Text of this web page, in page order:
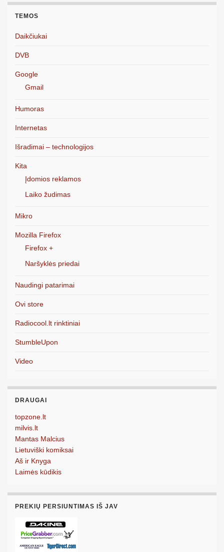
TEMOS
Daikčiukai
DVB
Google
Gmail
Humoras
Internetas
Išradimai – technologijos
Kita
Įdomios reklamos
Laiko žudimas
Mikro
Mozilla Firefox
Firefox +
Naršyklės priedai
Naudingi patarimai
Ovi store
Radiocool.lt rinktiniai
StumbleUpon
Video
DRAUGAI
topzone.lt
milvis.lt
Mantas Malcius
Lietuviški komiksai
Aš ir Knyga
Laimės kūdikis
PREKIŲ PERSIUNTIMAS IŠ JAV